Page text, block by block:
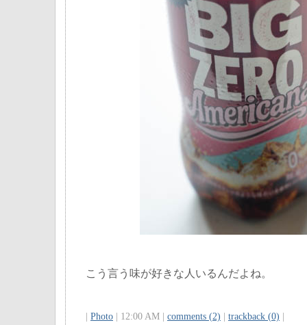
こう言う味が好きな人いるんだよね。
Photo | 12:00 AM | comments (2) trackback (0)